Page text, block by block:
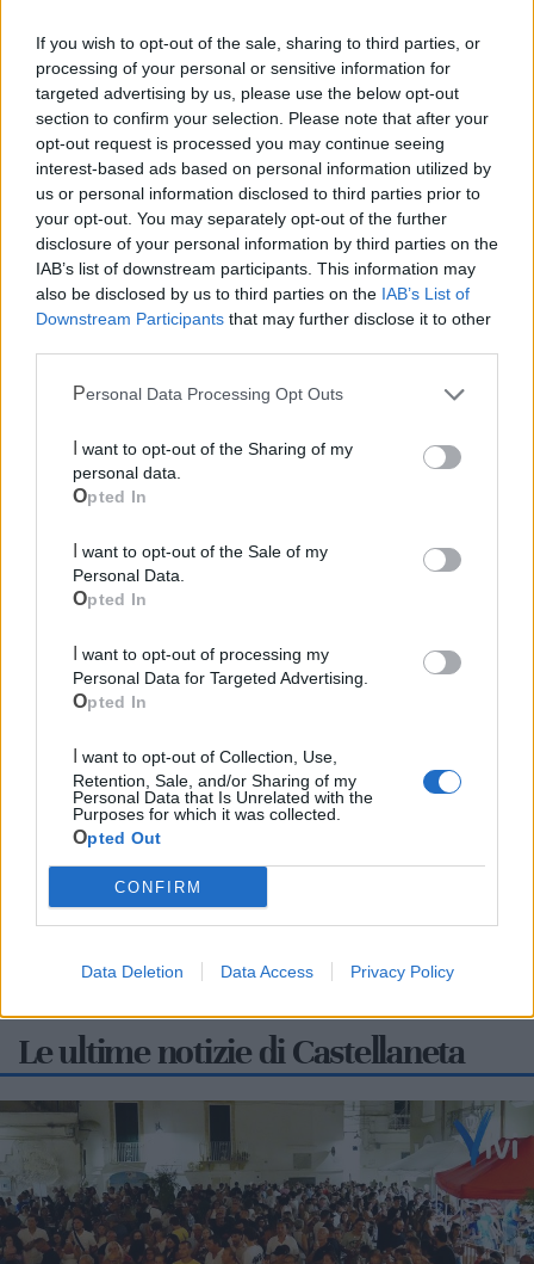
If you wish to opt-out of the sale, sharing to third parties, or
processing of your personal or sensitive information for
targeted advertising by us, please use the below opt-out
section to confirm your selection. Please note that after your
opt-out request is processed you may continue seeing
interest-based ads based on personal information utilized by
us or personal information disclosed to third parties prior to
your opt-out. You may separately opt-out of the further
disclosure of your personal information by third parties on the
IAB’s list of downstream participants. This information may
also be disclosed by us to third parties on the IAB’s List of
Downstream Participants that may further disclose it to other
Personal Data Processing Opt Outs
personal data.
Opted In
Personal Data.
Opted In
Personal Data for Targeted Advertising.
Opted In
Retention, Sale, and/or Sharing of my
Personal Data that Is Unrelated with the
Purposes for which it was collected.
Opted Out
CONFIRM
Data Deletion Data Access Privacy Policy
Mondo CIA
Cia Agricoltori Italiani | Puglia - Area Due
Scopri tutte le notizie, gli eventi e la Web TV di Cia Puglia - Area
Due Mari
Le ultime notizie di Castellaneta